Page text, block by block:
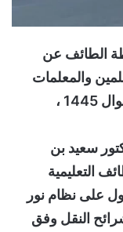
الطائف عن
والمعلمات
اعتباراً من يوم الأحد الثاني عشر من شوال 1445 ،
سعيد بن
التعليمية
على نظام نور
النقل وفق